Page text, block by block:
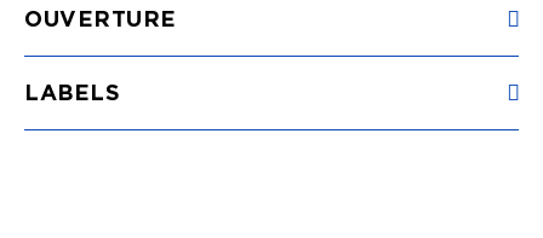
OUVERTURE
LABELS